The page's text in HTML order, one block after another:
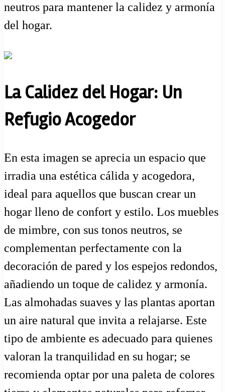
neutros para mantener la calidez y armonía
del hogar.
La Calidez del Hogar: Un
Refugio Acogedor
En esta imagen se aprecia un espacio que
irradia una estética cálida y acogedora,
ideal para aquellos que buscan crear un
hogar lleno de confort y estilo. Los muebles
de mimbre, con sus tonos neutros, se
complementan perfectamente con la
decoración de pared y los espejos redondos,
añadiendo un toque de calidez y armonía.
Las almohadas suaves y las plantas aportan
un aire natural que invita a relajarse. Este
tipo de ambiente es adecuado para quienes
valoran la tranquilidad en su hogar; se
recomienda optar por una paleta de colores